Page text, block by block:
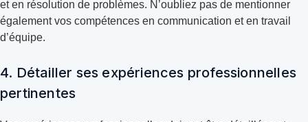
et en résolution de problèmes. N’oubliez pas de mentionner
également vos compétences en communication et en travail
d’équipe.
4. Détailler ses expériences professionnelles
pertinentes